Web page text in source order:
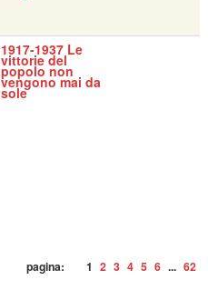
1917-1937 Le
vittorie del
popolo non
vengono mai da
sole
pagina: 1 2 3 4 5 6 ... 62